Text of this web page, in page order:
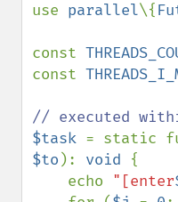
use parallel\{
const
const
$task = static
$to ): void {
    echo
"[enter